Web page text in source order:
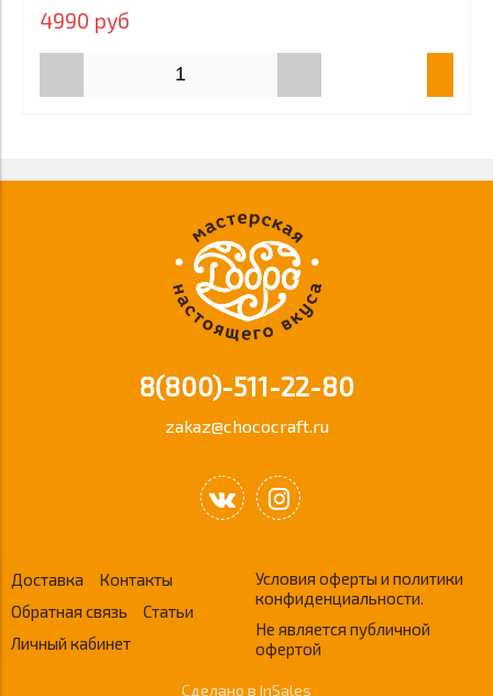
4990 руб
8(800)-511-22-80
zakaz@chococraft.ru
Доставка
Контакты
Обратная связь
Статьи
Личный кабинет
Условия оферты и политики
конфиденциальности.
Не является публичной
офертой
Сделано в InSales